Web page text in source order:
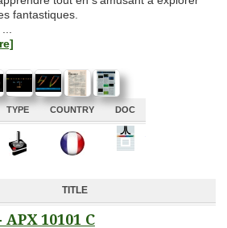
fantastiques.
TYPE COUNTRY DOC
TITLE
APX 10101 C